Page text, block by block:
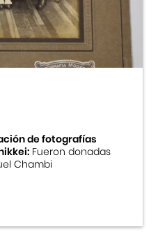
Japonés
Japonesa
de fotografías
Fueron donadas
Chambi